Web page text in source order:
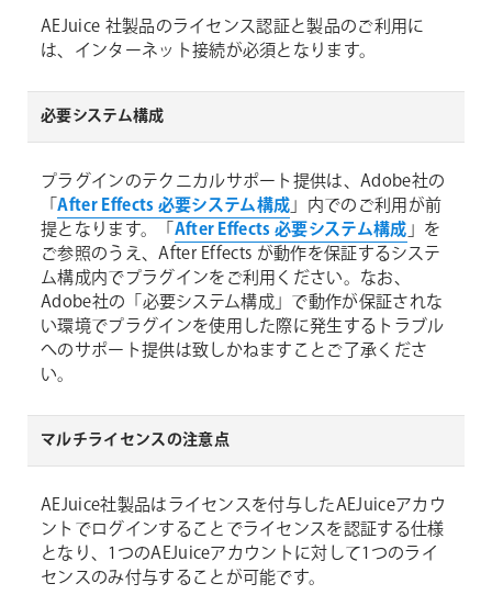
AEJuice 社製品のライセンス認証と製品のご利用に
は、インターネット接続が必須となります。
必要システム構成
プラグインのテクニカルサポート提供は、Adobe社の
「After Effects 必要システム構成」内でのご利用が前
提となります。「 After Effects 必要システム構成」を
ご参照のうえ、After Effects が動作を保証するシステ
ム構成内でプラグインをご利用ください。なお、
Adobe社の「必要システム構成」で動作が保証されな
い環境でプラグインを使用した際に発生するトラブル
へのサポート提供は致しかねますことご了承くださ
い。
マルチライセンスの注意点
AEJuice社製品はライセンスを付与したAEJuiceアカウ
ントでログインすることでライセンスを認証する仕様
となり、1つのAEJuiceアカウントに対して1つのライ
センスのみ付与することが可能です。